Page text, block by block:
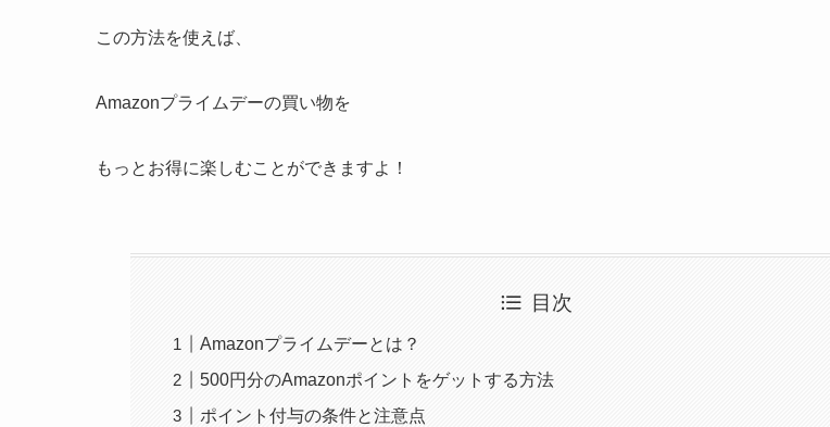
この方法を使えば、
Amazonプライムデーの買い物を
もっとお得に楽しむことができますよ！
目次
Amazonプライムデーとは？
500円分のAmazonポイントをゲットする方法
ポイント付与の条件と注意点